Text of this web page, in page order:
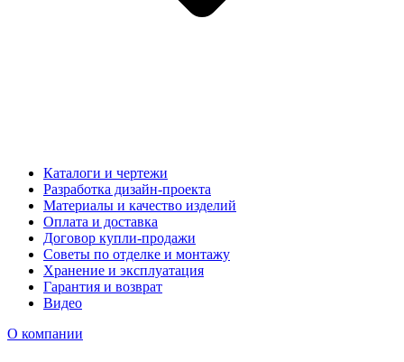
Каталоги и чертежи
Разработка дизайн-проекта
Материалы и качество изделий
Оплата и доставка
Договор купли-продажи
Советы по отделке и монтажу
Хранение и эксплуатация
Гарантия и возврат
Видео
О компании